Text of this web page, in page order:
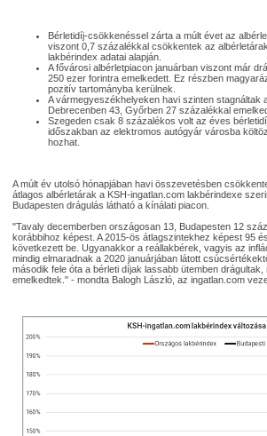
Bérletidíj-csökkenéssel zárta a múlt évet az
viszont 0,7 százalékkal csökkentek az
lakbérindex adatai alapján.
A fővárosi albérletpiacon januárban viszont már
250 ezer forintra emelkedett. Ez részben
pozitív tartományba kerülnek.
A vármegyeszékhelyeken havi szinten stagnáltak
Debrecenben 43, Győrben 27 százalékkal
Szegeden csak 8 százalékos volt az éves
időszakban az elektromos autógyár városba
hozhat.
A múlt év utolsó hónapjában havi összevetésben
átlagos albérletárak a KSH-ingatlan.com lakbérindexe
Budapesten drágulás látható a kínálati piacon.
"Tavaly decemberben országosan 13, Budapesten 12
korábbihoz képest. A 2015-ös átlagszintekhez képest 95
következett be. Ugyanakkor a reállakbérek, vagyis az
mindig elmaradnak a 2020 januárjában látott
második fele óta a bérleti díjak lassabb ütemben
emelkedtek." - mondta Balogh László, az ingatlan.com